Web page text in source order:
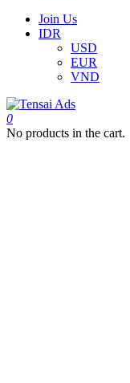
Join Us
IDR
USD
EUR
VND
0
No products in the cart.